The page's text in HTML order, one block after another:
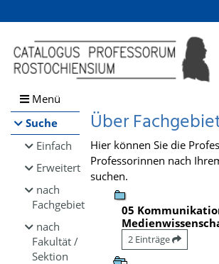
Browsen
direkt zum Inhalt
Menü
Suche
Einfach
Erweitert
nach
Fachgebiet
nach
Fakultät /
Sektion
Über
Hier können Sie die
Professorinnen nach
suchen.
05
2 Einträge